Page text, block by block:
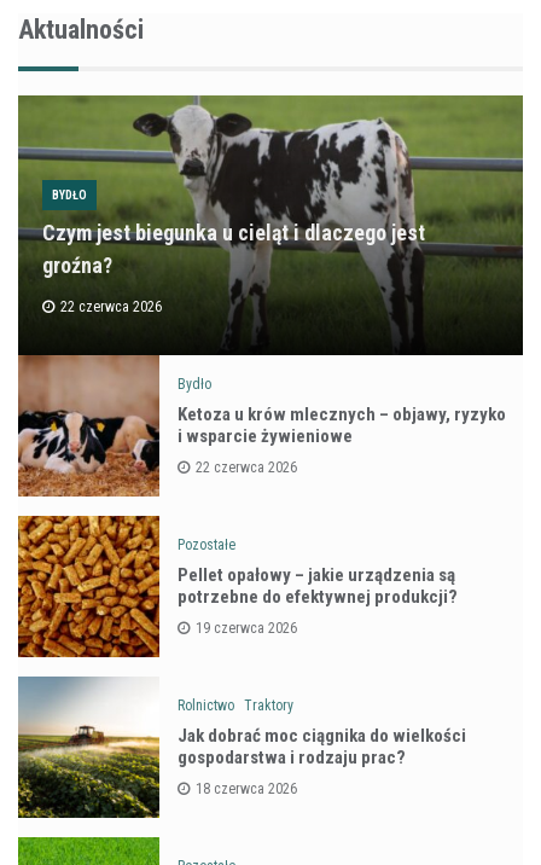
Aktualności
BYDŁO
Czym jest biegunka u cieląt i dlaczego jest
groźna?
22 czerwca 2026
Bydło
Ketoza u krów mlecznych – objawy, ryzyko
i wsparcie żywieniowe
22 czerwca 2026
Pozostałe
Pellet opałowy – jakie urządzenia są
potrzebne do efektywnej produkcji?
19 czerwca 2026
Rolnictwo Traktory
Jak dobrać moc ciągnika do wielkości
gospodarstwa i rodzaju prac?
18 czerwca 2026